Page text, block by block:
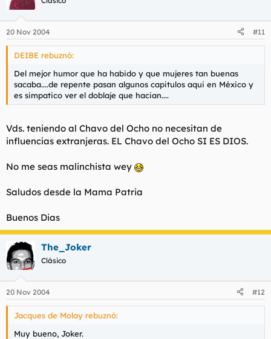
20 Nov 2004 #11
DEIBE rebuznó:
Del mejor humor que ha habido y que mujeres tan buenas
sacaba....de repente pasan algunos capitulos aqui en México y
es simpatico ver el doblaje que hacian....
Vds. teniendo al Chavo del Ocho no necesitan de
influencias extranjeras. EL Chavo del Ocho SI ES DIOS.
No me seas malinchista wey
Saludos desde la Mama Patria
Buenos Dias
The_Joker
Clásico
20 Nov 2004 #12
Jacques de Molay rebuznó:
Muy bueno, Joker.